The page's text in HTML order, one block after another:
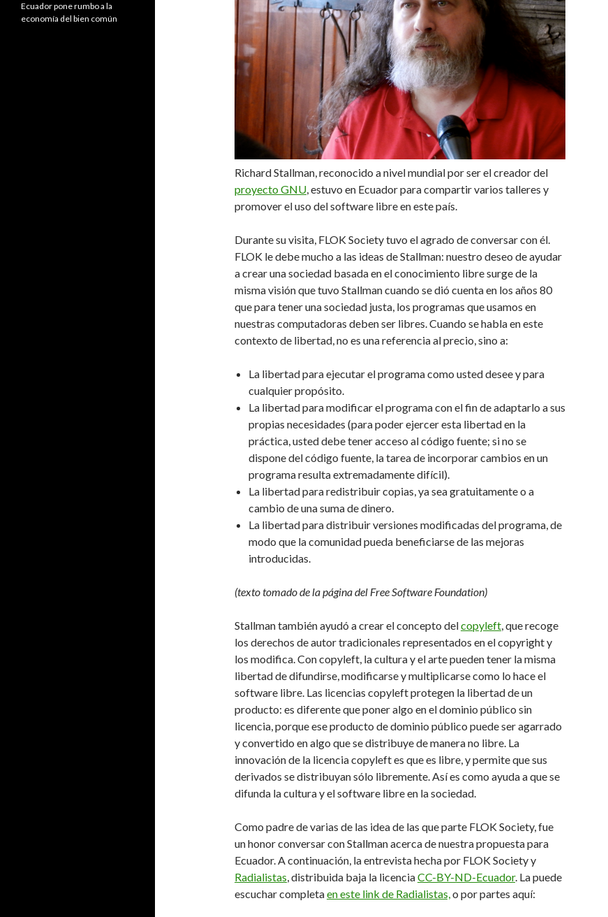
Richard Stallman, reconocido a nivel mundial por ser el creador del
proyecto GNU, estuvo en Ecuador para compartir varios talleres y
promover el uso del software libre en este país.
Durante su visita, FLOK Society tuvo el agrado de conversar con él.
FLOK le debe mucho a las ideas de Stallman: nuestro deseo de ayudar
a crear una sociedad basada en el conocimiento libre surge de la
misma visión que tuvo Stallman cuando se dió cuenta en los años 80
que para tener una sociedad justa, los programas que usamos en
nuestras computadoras deben ser libres. Cuando se habla en este
contexto de libertad, no es una referencia al precio, sino a:
La libertad para ejecutar el programa como usted desee y para
cualquier propósito.
La libertad para modificar el programa con el fin de adaptarlo a sus
propias necesidades (para poder ejercer esta libertad en la
práctica, usted debe tener acceso al código fuente; si no se
dispone del código fuente, la tarea de incorporar cambios en un
programa resulta extremadamente difícil).
La libertad para redistribuir copias, ya sea gratuitamente o a
cambio de una suma de dinero.
La libertad para distribuir versiones modificadas del programa, de
modo que la comunidad pueda beneficiarse de las mejoras
introducidas.
(texto tomado de la página del Free Software Foundation)
Stallman también ayudó a crear el concepto delcopyleft, que recoge
los derechos de autor tradicionales representados en el copyright y
los modifica. Con copyleft, la cultura y el arte pueden tener la misma
libertad de difundirse, modificarse y multiplicarse como lo hace el
software libre. Las licencias copyleft protegen la libertad de un
producto: es diferente que poner algo en el dominio público sin
licencia, porque ese producto de dominio público puede ser agarrado
y convertido en algo que se distribuye de manera no libre. La
innovación de la licencia copyleft es que es libre, y permite que sus
derivados se distribuyan sólo libremente. Así es como ayuda a que se
difunda la cultura y el software libre en la sociedad.
Como padre de varias de las idea de las que parte FLOK Society, fue
un honor conversar con Stallman acerca de nuestra propuesta para
Ecuador. A continuación, la entrevista hecha por FLOK Society y
Radialistas, distribuida baja la licenciaCC-BY-ND-Ecuador. La puede
escuchar completaen este link de Radialistas,o por partes aquí:
Ecuador pone rumbo a la
economía del bien común